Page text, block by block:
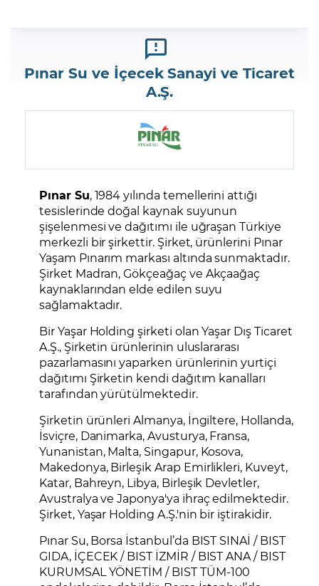
Pınar Su ve İçecek Sanayi ve Ticaret
A.​Ş.
Pınar Su, 1984 yılında temellerini attığı
tesislerinde doğal kaynak suyunun
şişelenmesi ve dağıtımı ile uğraşan Türkiye
merkezli bir şirkettir. Şirket, ürünlerini Pınar
Yaşam Pınarım markası altında sunmaktadır.
Şirket Madran, Gökçeağaç ve Akçaağaç
kaynaklarından elde edilen suyu
sağlamaktadır.
Bir Yaşar Holding şirketi olan Yaşar Dış Ticaret
A.Ş., Şirketin ürünlerinin uluslararası
pazarlamasını yaparken ürünlerinin yurtiçi
dağıtımı Şirketin kendi dağıtım kanalları
tarafından yürütülmektedir.
Şirketin ürünleri Almanya, İngiltere, Hollanda,
İsviçre, Danimarka, Avusturya, Fransa,
Yunanistan, Malta, Singapur, Kosova,
Makedonya, Birleşik Arap Emirlikleri, Kuveyt,
Katar, Bahreyn, Libya, Birleşik Devletler,
Avustralya ve Japonya'ya ihraç edilmektedir.
Şirket, Yaşar Holding A.Ş.'nin bir iştirakidir.
Pınar Su, Borsa İstanbul’da BIST SINAİ / BIST
GIDA, İÇECEK / BIST İZMİR / BIST ANA / BIST
KURUMSAL YÖNETİM / BIST TÜM-100